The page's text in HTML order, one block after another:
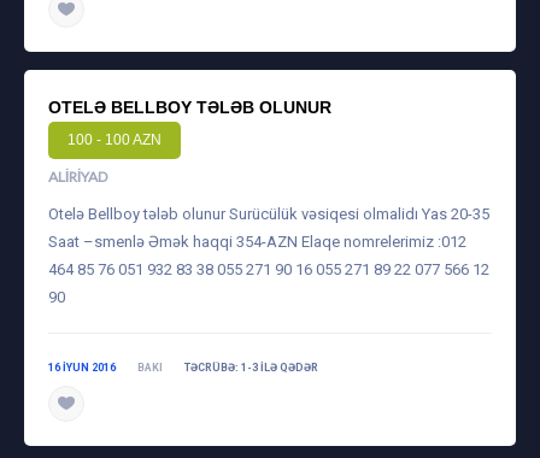
OTELƏ BELLBOY TƏLƏB OLUNUR
100 - 100 AZN
ALIRIYAD
Otelə Bellboy tələb olunur Surücülük vəsiqesi olmalidı Yas 20-35
Saat –smenlə Əmək haqqi 354-AZN Elaqe nomrelerimiz :012
464 85 76 051 932 83 38 055 271 90 16 055 271 89 22 077 566 12
90
16 IYUN 2016 BAKI TƏCRÜBƏ: 1-3 ILƏ QƏDƏR